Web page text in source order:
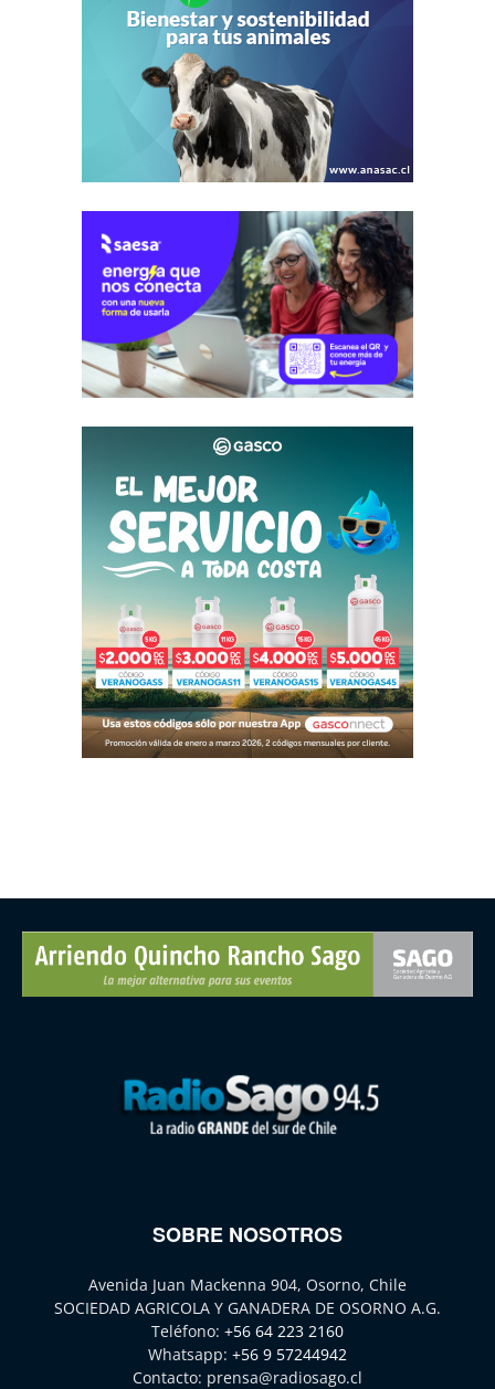
SOBRE NOSOTROS
Avenida Juan Mackenna 904, Osorno, Chile
SOCIEDAD AGRICOLA Y GANADERA DE OSORNO A.G.
Teléfono: +56 64 223 2160
Whatsapp: +56 9 57244942
Contacto: prensa@radiosago.cl